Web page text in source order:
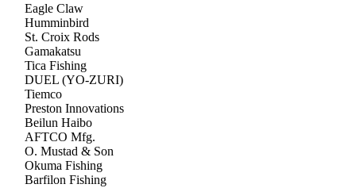
Eagle Claw
Humminbird
St. Croix Rods
Gamakatsu
Tica Fishing
DUEL (YO-ZURI)
Tiemco
Preston Innovations
Beilun Haibo
AFTCO Mfg.
O. Mustad & Son
Okuma Fishing
Barfilon Fishing